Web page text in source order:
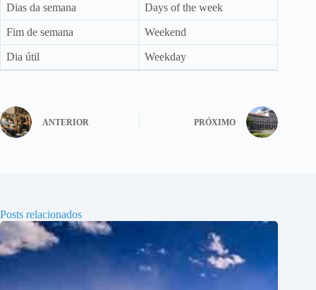
Dias da semana Days of the week
Fim de semana Weekend
Dia útil Weekday
ANTERIOR PRÓXIMO
Posts relacionados